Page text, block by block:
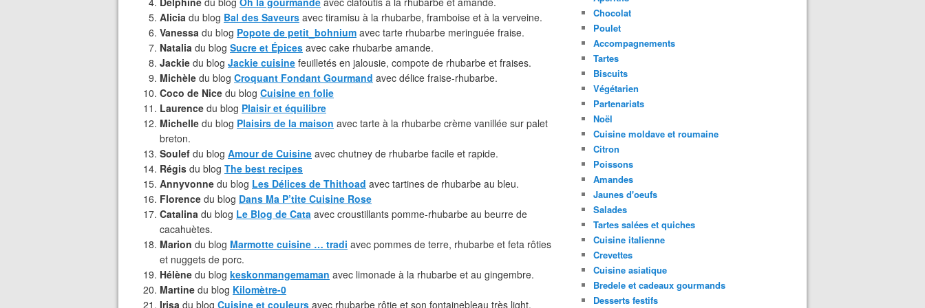
Alicia du blog Bal des Saveurs avec tiramisu à la rhubarbe, framboise et à la verveine.
Vanessa du blog Popote de petit_bohnium avec tarte rhubarbe meringuée fraise.
Natalia du blog Sucre et Épices avec cake rhubarbe amande.
Jackie du blog Jackie cuisine feuilletés en jalousie, compote de rhubarbe et fraises.
Michèle du blog Croquant Fondant Gourmand avec délice fraise-rhubarbe.
Coco de Nice du blog Cuisine en folie
Laurence du blog Plaisir et équilibre
Michelle du blog Plaisirs de la maison avec tarte à la rhubarbe crème vanillée sur palet
breton.
Soulef du blog Amour de Cuisine avec chutney de rhubarbe facile et rapide.
Régis du blog The best recipes
Annyvonne du blog Les Délices de Thithoad avec tartines de rhubarbe au bleu.
Florence du blog Dans Ma P’tite Cuisine Rose
Catalina du blog Le Blog de Cata avec croustillants pomme-rhubarbe au beurre de
cacahuètes.
Marion du blog Marmotte cuisine … tradi avec pommes de terre, rhubarbe et feta rôties
et nuggets de porc.
Hélène du blog keskonmangemaman avec limonade à la rhubarbe et au gingembre.
Martine du blog Kilomètre-0
Irisa du blog Cuisine et couleurs avec rhubarbe rôtie et son fontainebleau très light.
Chocolat
Poulet
Accompagnements
Tartes
Biscuits
Végétarien
Partenariats
Noël
Cuisine moldave et roumaine
Citron
Poissons
Amandes
Jaunes d'oeufs
Salades
Tartes salées et quiches
Cuisine italienne
Crevettes
Cuisine asiatique
Bredele et cadeaux gourmands
Desserts festifs